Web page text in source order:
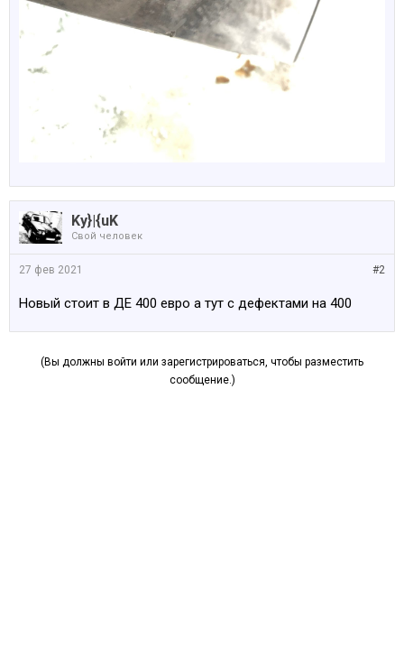
Ky}|{uK
Свой человек
#2
27 фев 2021
Новый стоит в ДЕ 400 евро а тут с дефектами на 400
(Вы должны войти или зарегистрироваться, чтобы разместить
сообщение.)